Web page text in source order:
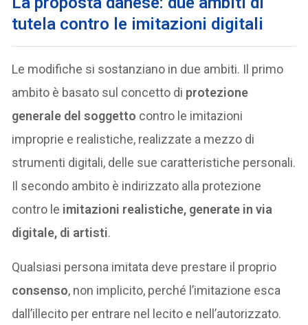
tutela contro le imitazioni digitali
Le modifiche si sostanziano in due ambiti. Il primo
ambito è basato sul concetto di protezione
generale del soggetto contro le imitazioni
improprie e realistiche, realizzate a mezzo di
strumenti digitali, delle sue caratteristiche personali.
Il secondo ambito è indirizzato alla protezione
contro le imitazioni realistiche, generate in via
digitale, di artisti.
Qualsiasi persona imitata deve prestare il proprio
consenso, non implicito, perché l’imitazione esca
dall’illecito per entrare nel lecito e nell’autorizzato.